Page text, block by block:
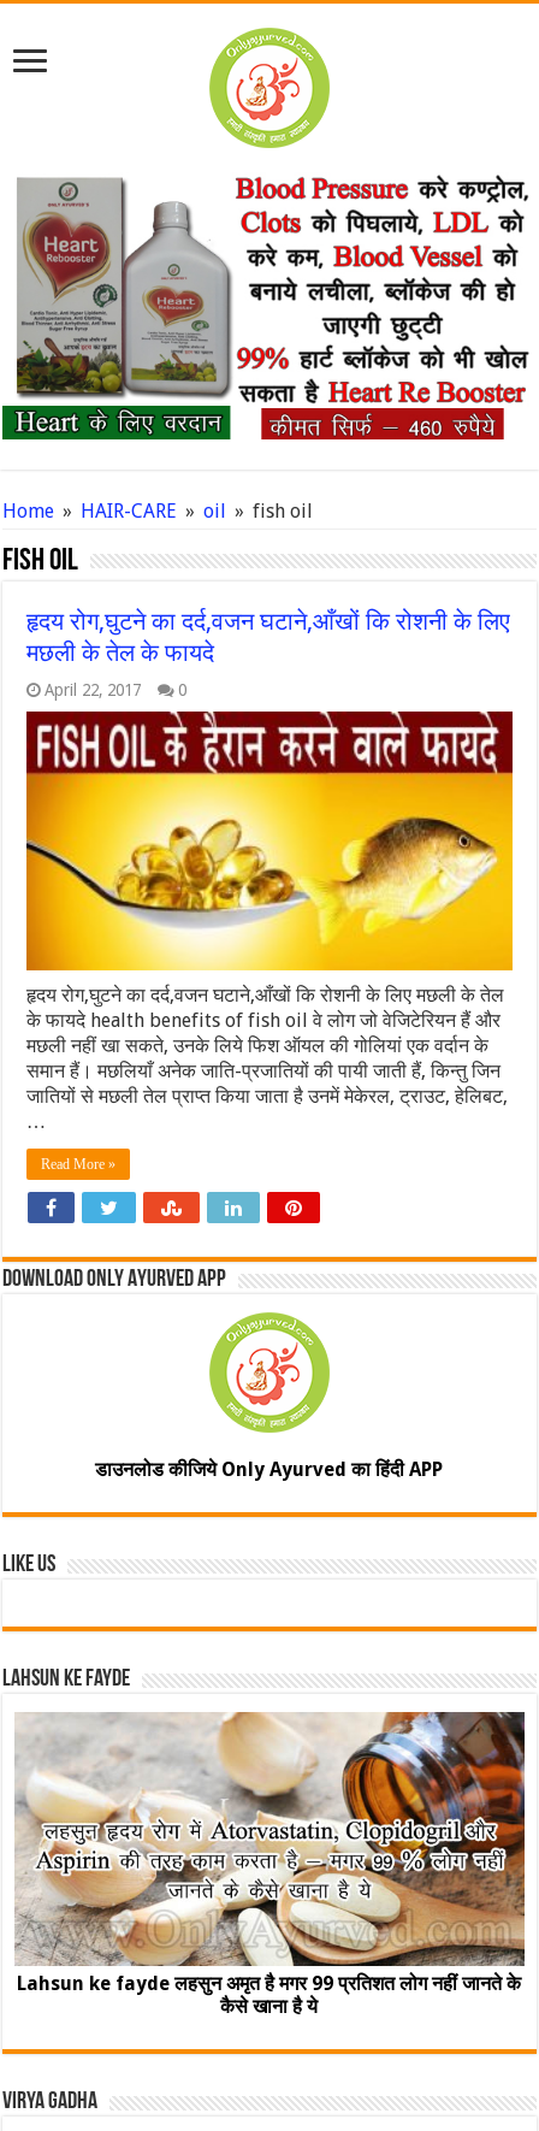
Home » HAIR-CARE » oil » fish oil
fish oil
हृदय रोग,घुटने का दर्द,वजन घटाने,आँखों कि रोशनी के लिए
मछली के तेल के फायदे
April 22, 2017 0
हृदय रोग,घुटने का दर्द,वजन घटाने,आँखों कि रोशनी के लिए मछली के तेल
के फायदे health benefits of fish oil वे लोग जो वेजिटेरियन हैं और
मछली नहीं खा सकते, उनके लिये फिश ऑयल की गोलियां एक वर्दान के
समान हैं। मछलियाँ अनेक जाति-प्रजातियों की पायी जाती हैं, किन्तु जिन
जातियों से मछली तेल प्राप्त किया जाता है उनमें मेकेरल, ट्राउट, हेलिबट,
…
Read More »
Download Only Ayurved App
डाउनलोड कीजिये Only Ayurved का हिंदी APP
Like Us
Lahsun ke fayde
Lahsun ke fayde लहसुन अमृत है मगर 99 प्रतिशत लोग नहीं जानते के
कैसे खाना है ये
Virya Gadha